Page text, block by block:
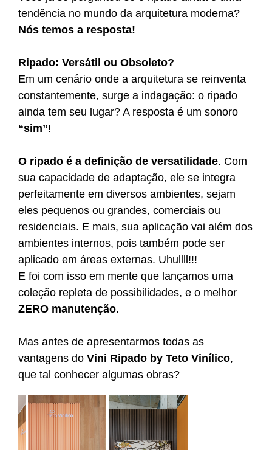
tendência no mundo da arquitetura moderna?
Nós temos a resposta!
Ripado: Versátil ou Obsoleto?
Em um cenário onde a arquitetura se reinventa
constantemente, surge a indagação: o ripado
ainda tem seu lugar? A resposta é um sonoro
“sim”!
O ripado é a definição de versatilidade. Com
sua capacidade de adaptação, ele se integra
perfeitamente em diversos ambientes, sejam
eles pequenos ou grandes, comerciais ou
residenciais. E mais, sua aplicação vai além dos
ambientes internos, pois também pode ser
aplicado em áreas externas. Uhullll!!!
E foi com isso em mente que lançamos uma
coleção repleta de possibilidades, e o melhor
ZERO manutenção.
Mas antes de apresentarmos todas as
vantagens do Vini Ripado by Teto Vinílico,
que tal conhecer algumas obras?